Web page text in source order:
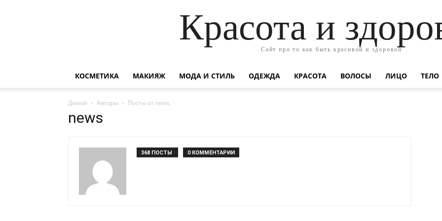
Красота и
Сайт про то как быть красивой и здоровой
КОСМЕТИКА МАКИЯЖ МОДА И СТИЛЬ ОДЕЖДА КРАСОТА ВОЛОСЫ ЛИЦО ТЕЛО
Домой Авторы Посты от news
news
368 ПОСТЫ 0 КОММЕНТАРИИ